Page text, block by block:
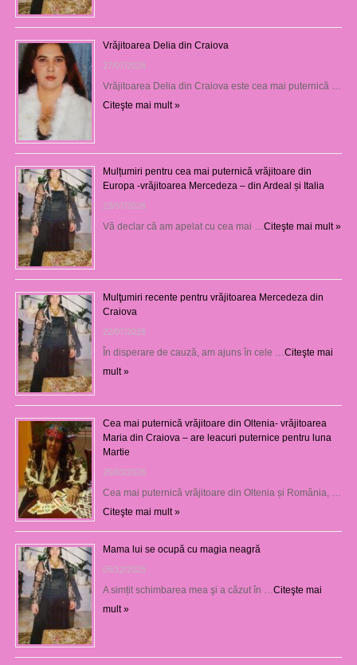
Vrăjitoarea Delia din Craiova
27/07/2026
Vrăjitoarea Delia din Craiova este cea mai puternică …
Citeşte mai mult »
Mulțumiri pentru cea mai puternică vrăjitoare din
Europa -vrăjitoarea Mercedeza – din Ardeal și Italia
23/07/2026
Vă declar că am apelat cu cea mai … Citeşte mai mult »
Mulţumiri recente pentru vrăjitoarea Mercedeza din
Craiova
22/07/2026
În disperare de cauză, am ajuns în cele … Citeşte mai
mult »
Cea mai puternică vrăjitoare din Oltenia- vrăjitoarea
Maria din Craiova – are leacuri puternice pentru luna
Martie
25/03/2026
Cea mai puternică vrăjitoare din Oltenia și România, …
Citeşte mai mult »
Mama lui se ocupă cu magia neagră
05/12/2025
A simțit schimbarea mea şi a căzut în … Citeşte mai
mult »